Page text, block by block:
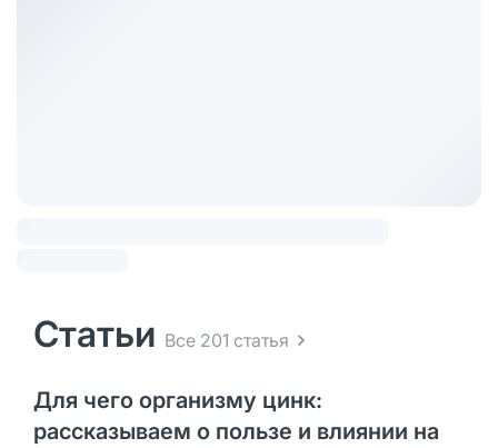
Статьи Все 201 статья
Для чего организму цинк:
рассказываем о пользе и влиянии на